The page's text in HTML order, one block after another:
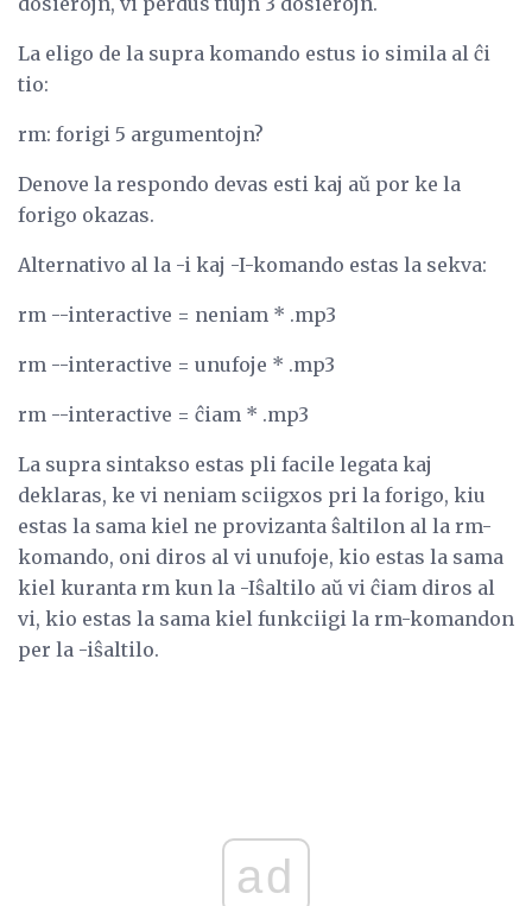
La eligo de la supra komando estus io simila al ĉi
tio:
rm: forigi 5 argumentojn?
Denove la respondo devas esti kaj aŭ por ke la
forigo okazas.
Alternativo al la -i kaj -I-komando estas la sekva:
rm --interactive = neniam * .mp3
rm --interactive = unufoje * .mp3
rm --interactive = ĉiam * .mp3
La supra sintakso estas pli facile legata kaj
deklaras, ke vi neniam sciigxos pri la forigo, kiu
estas la sama kiel ne provizanta ŝaltilon al la rm-
komando, oni diros al vi unufoje, kio estas la sama
kiel kuranta rm kun la -Iŝaltilo aŭ vi ĉiam diros al
vi, kio estas la sama kiel funkciigi la rm-komandon
per la -iŝaltilo.
ad